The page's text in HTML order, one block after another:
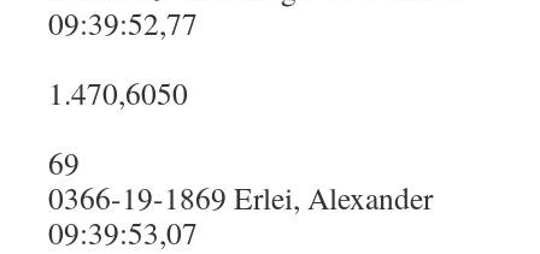
09:39:52,77
1.470,6050
69
0366-19-1869 Erlei, Alexander
09:39:53,07